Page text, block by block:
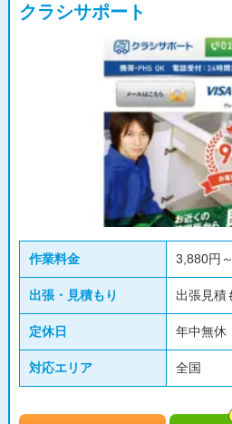
クラシサポート
作業料金 3,880円～
出張・見積もり 出張見積
定休日 年中無休
対応エリア 全国